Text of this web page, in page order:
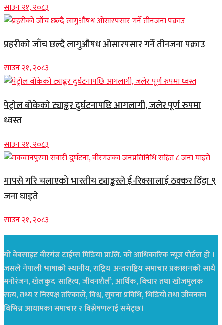
साउन २१, २०८३
प्रहरीको जाँच छल्दै लागुऔषध ओसारपसार गर्ने तीनजना पक्राउ
साउन २१, २०८३
पेट्रोल बोकेको ट्याङ्कर दुर्घटनापछि आगलागी, जलेर पूर्ण रुपमा
ध्वस्त
साउन २१, २०८३
मापसे गरि चलाएको भारतीय ट्याङ्करले ई-रिक्सालाई ठक्कर दिँदा ९
जना घाइते
साउन २१, २०८३
यो वेबसाइट वीरगंज टाईम्स मिडिया प्रा.लि. को आधिकारिक न्यूज पोर्टल हो ।
जसले नेपाली भाषाको स्थानीय, राष्ट्रिय, अन्तराष्ट्रिय समाचार प्रकाशनको साथै
मनोरंजन, खेलकुद, साहित्य, जीवनशैली, आर्थिक, बिचार तथा खोजमुलक
सत्य, तथ्य र निस्पक्ष तरिकाले, विश्व, सुचना प्रविधि, भिडियो तथा जीवनका
विभिन्न आयामका समाचार र विश्लेषणलाई समेट्छ।